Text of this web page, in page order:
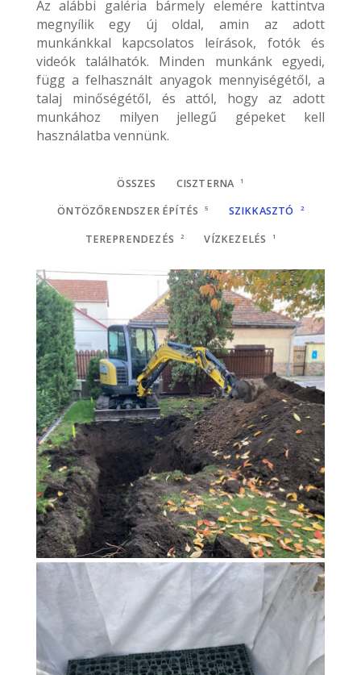
Az alábbi galéria bármely elemére kattintva
megnyílik egy új oldal, amin az adott
munkánkkal kapcsolatos leírások, fotók és
videók találhatók. Minden munkánk egyedi,
függ a felhasznált anyagok mennyiségétől, a
talaj minőségétől, és attól, hogy az adott
munkához milyen jellegű gépeket kell
használatba vennünk.
ÖSSZES CISZTERNA 1
ÖNTÖZŐRENDSZER ÉPÍTÉS 5 SZIKKASZTÓ 2
TEREPRENDEZÉS 2 VÍZKEZELÉS 1